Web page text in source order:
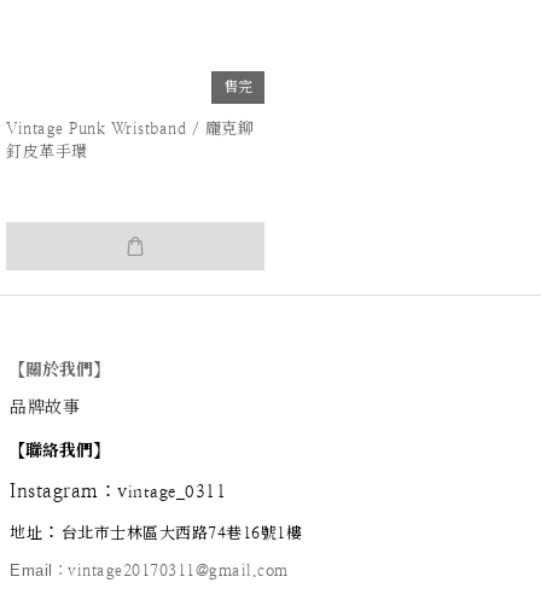
售完
Vintage Punk Wristband / 龐克鉚
釘皮革手環
【關於我們】
品牌故事
【聯絡我們】
Instagram ： vintage_0311
地址 ： 台北市士林區大西路74巷16號1樓
Email ：vintage20170311@gmail.com